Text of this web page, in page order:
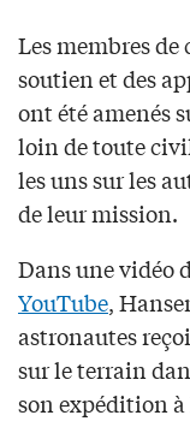
Les membres
soutien et des
ont été amenés
loin de toute
les uns sur les
de leur mission.
Dans une vidéo
YouTube,
astronautes
sur le terrain
son expédition à